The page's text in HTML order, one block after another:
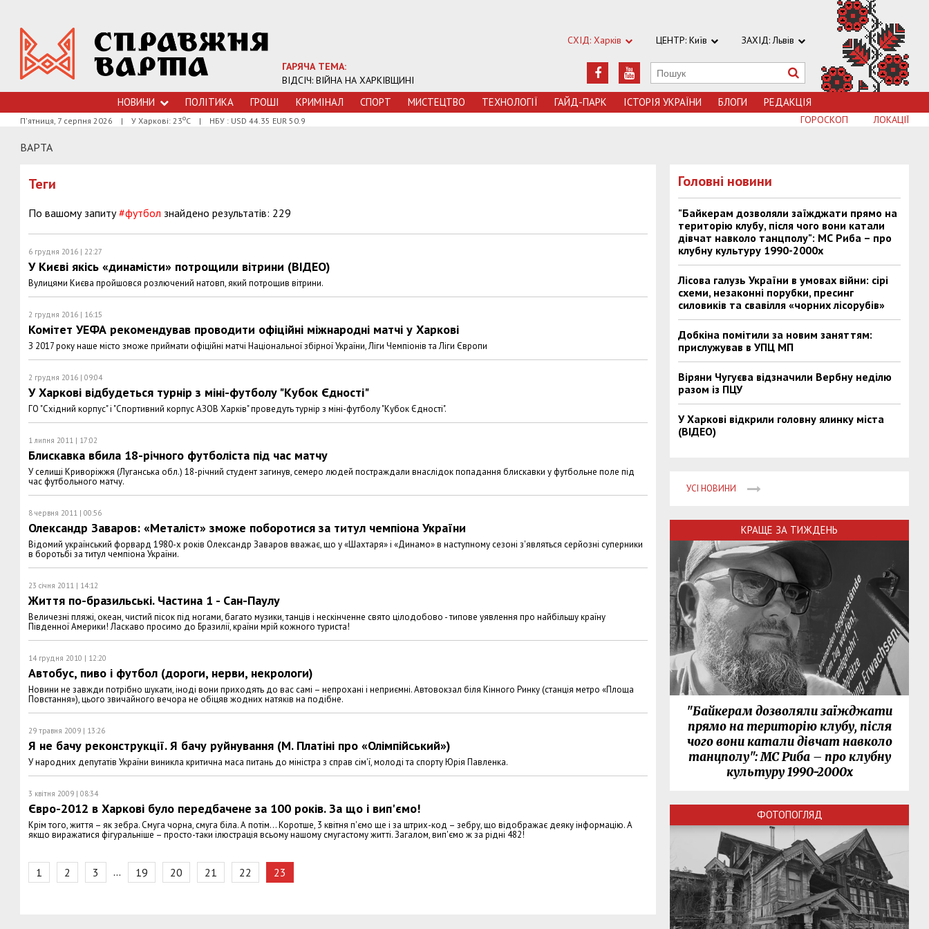
ГАРЯЧА ТЕМА:
ВІДСІЧ: ВІЙНА НА ХАРКІВЩИНІ
СХІД: Харків ЦЕНТР: Київ ЗАХІД: Львів
НОВИНИ ПОЛІТИКА ГРОШI КРИМIНАЛ СПОРТ МИСТЕЦТВО ТЕХНОЛОГIЇ ГАЙД-ПАРК ІСТОРІЯ УКРАЇНИ БЛОГИ РЕДАКЦІЯ
П'ятниця, 7 серпня 2026 | У Харкові: 23оС | НБУ : USD 44.35 EUR 50.9 ЛОКАЦІЇ
ГОРОСКОП
ВАРТА
Теги
По вашому запиту#футбол знайдено результатів: 229
6 грудня 2016 | 22:27
У Києві якісь «динамісти» потрощили вітрини (ВІДЕО)
Вулицями Києва пройшовся розлючений натовп, який потрощив вітрини.
2 грудня 2016 | 16:15
Комітет УЕФА рекомендував проводити офіційні міжнародні матчі у Харкові
З 2017 року наше місто зможе приймати офіційні матчі Національної збірної України, Ліги Чемпіонів та Ліги Європи
2 грудня 2016 | 09:04
У Харкові відбудеться турнір з міні-футболу "Кубок Єдності"
ГО "Східний корпус" і "Спортивний корпус АЗОВ Харків" проведуть турнір з міні-футболу "Кубок Єдності".
1 липня 2011 | 17:02
Блискавка вбила 18-річного футболіста під час матчу
У селищі Криворіжжя (Луганська обл.) 18-річний студент загинув, семеро людей постраждали внаслідок попадання блискавки у футбольне поле під
час футбольного матчу.
8 червня 2011 | 00:56
Олександр Заваров: «Металіст» зможе поборотися за титул чемпіона України
Відомий український форвард 1980-х років Олександр Заваров вважає, що у «Шахтаря» і «Динамо» в наступному сезоні з'являться серйозні суперники
в боротьбі за титул чемпіона України.
23 січня 2011 | 14:12
Життя по-бразильські. Частина 1 - Сан-Паулу
Величезні пляжі, океан, чистий пісок під ногами, багато музики, танців і нескінченне свято цілодобово - типове уявлення про найбільшу країну
Південної Америки! Ласкаво просимо до Бразилії, країни мрій кожного туриста!
14 грудня 2010 | 12:20
Автобус, пиво і футбол (дороги, нерви, некрологи)
Новини не завжди потрібно шукати, іноді вони приходять до вас самі – непрохані і неприємні. Автовокзал біля Кінного Ринку (станція метро «Площа
Повстання»), цього звичайного вечора не обіцяв жодних натяків на подібне.
29 травня 2009 | 13:26
Я не бачу реконструкції. Я бачу руйнування (М. Платіні про «Олімпійський»)
У народних депутатів України виникла критична маса питань до міністра з справ сім'ї, молоді та спорту Юрія Павленка.
3 квітня 2009 | 08:34
Євро-2012 в Харкові було передбачене за 100 років. За що і вип'ємо!
Крім того, життя – як зебра. Смуга чорна, смуга біла. А потім... Коротше, 3 квітня п'ємо ще і за штрих-код – зебру, що відображає деяку інформацію. А
якщо виражатися фігуральніше – просто-таки ілюстрація всьому нашому смугастому житті. Загалом, вип'ємо ж за рідні 482!
1 2 3 … 19 20 21 22 23
Головні новини
"Байкерам дозволяли заїжджати прямо на
територію клубу, після чого вони катали
дівчат навколо танцполу": МС Риба – про
клубну культуру 1990-2000х
Лісова галузь України в умовах війни: сірі
схеми, незаконні порубки, пресинг
силовиків та свавілля «чорних лісорубів»
Добкіна помітили за новим заняттям:
прислужував в УПЦ МП
Віряни Чугуєва відзначили Вербну неділю
разом із ПЦУ
У Харкові відкрили головну ялинку міста
(ВІДЕО)
УСІ НОВИНИ
КРАЩЕ ЗА ТИЖДЕНЬ
"Байкерам дозволяли заїжджати
прямо на територію клубу, після
чого вони катали дівчат навколо
танцполу": МС Риба – про клубну
культуру 1990-2000х
ФОТОПОГЛЯД